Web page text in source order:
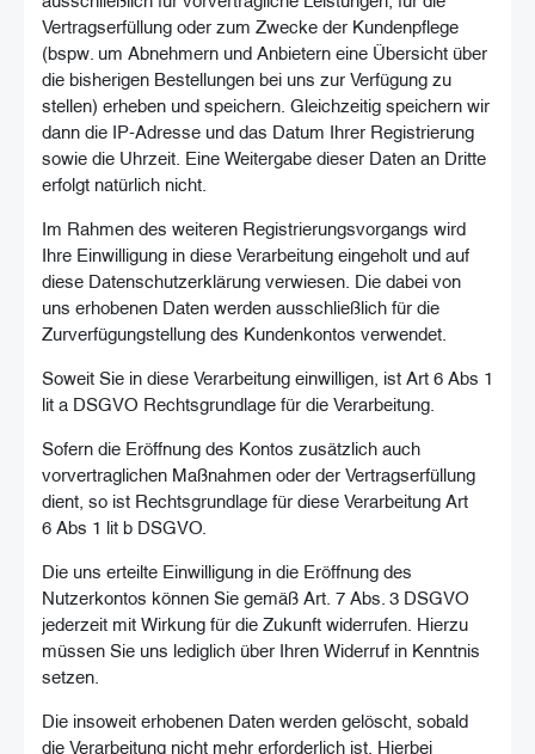
Vertragserfüllung oder zum Zwecke der Kundenpflege
(bspw. um Abnehmern und Anbietern eine Übersicht über
die bisherigen Bestellungen bei uns zur Verfügung zu
stellen) erheben und speichern. Gleichzeitig speichern wir
dann die IP-Adresse und das Datum Ihrer Registrierung
sowie die Uhrzeit. Eine Weitergabe dieser Daten an Dritte
erfolgt natürlich nicht.
Im Rahmen des weiteren Registrierungsvorgangs wird
Ihre Einwilligung in diese Verarbeitung eingeholt und auf
diese Datenschutzerklärung verwiesen. Die dabei von
uns erhobenen Daten werden ausschließlich für die
Zurverfügungstellung des Kundenkontos verwendet.
Soweit Sie in diese Verarbeitung einwilligen, ist Art 6 Abs 1
lit a DSGVO Rechtsgrundlage für die Verarbeitung.
Sofern die Eröffnung des Kontos zusätzlich auch
vorvertraglichen Maßnahmen oder der Vertragserfüllung
dient, so ist Rechtsgrundlage für diese Verarbeitung Art
6 Abs 1 lit b DSGVO.
Die uns erteilte Einwilligung in die Eröffnung des
Nutzerkontos können Sie gemäß Art. 7 Abs. 3 DSGVO
jederzeit mit Wirkung für die Zukunft widerrufen. Hierzu
müssen Sie uns lediglich über Ihren Widerruf in Kenntnis
setzen.
Die insoweit erhobenen Daten werden gelöscht, sobald
die Verarbeitung nicht mehr erforderlich ist. Hierbei